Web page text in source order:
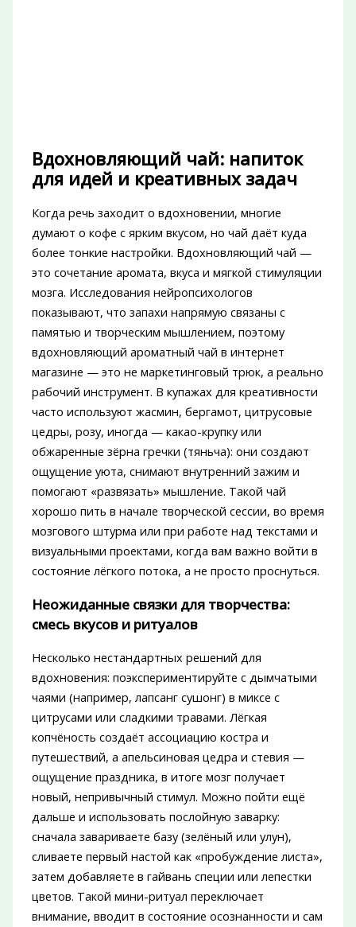
Вдохновляющий чай: напиток
для идей и креативных задач
Когда речь заходит о вдохновении, многие
думают о кофе с ярким вкусом, но чай даёт куда
более тонкие настройки. Вдохновляющий чай —
это сочетание аромата, вкуса и мягкой стимуляции
мозга. Исследования нейропсихологов
показывают, что запахи напрямую связаны с
памятью и творческим мышлением, поэтому
вдохновляющий ароматный чай в интернет
магазине — это не маркетинговый трюк, а реально
рабочий инструмент. В купажах для креативности
часто используют жасмин, бергамот, цитрусовые
цедры, розу, иногда — какао-крупку или
обжаренные зёрна гречки (тяньча): они создают
ощущение уюта, снимают внутренний зажим и
помогают «развязать» мышление. Такой чай
хорошо пить в начале творческой сессии, во время
мозгового штурма или при работе над текстами и
визуальными проектами, когда вам важно войти в
состояние лёгкого потока, а не просто проснуться.
Неожиданные связки для творчества:
смесь вкусов и ритуалов
Несколько нестандартных решений для
вдохновения: поэкспериментируйте с дымчатыми
чаями (например, лапсанг сушонг) в миксе с
цитрусами или сладкими травами. Лёгкая
копчёность создаёт ассоциацию костра и
путешествий, а апельсиновая цедра и стевия —
ощущение праздника, в итоге мозг получает
новый, непривычный стимул. Можно пойти ещё
дальше и использовать послойную заварку:
сначала завариваете базу (зелёный или улун),
сливаете первый настой как «пробуждение листа»,
затем добавляете в гайвань специи или лепестки
цветов. Такой мини-ритуал переключает
внимание, вводит в состояние осознанности и сам